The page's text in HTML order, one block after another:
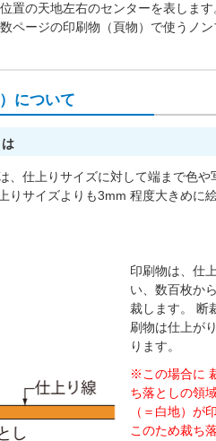
置の天地左右のセンターを表します
ページの印刷物（頁物）で使うノ
について
、仕上りサイズに対して端まで色
りサイズよりも3mm 程度大きめに
印刷物は、仕
い、数百枚か
裁します。 断
刷物は仕上が
ります。
※この場合に
ち落としの領
（＝白地）が
このため裁ち